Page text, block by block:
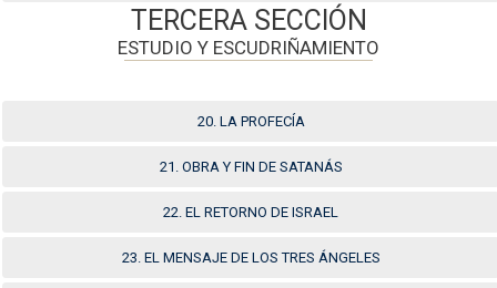
TERCERA SECCIÓN
ESTUDIO Y ESCUDRIÑAMIENTO
20. LA PROFECÍA
21. OBRA Y FIN DE SATANÁS
22. EL RETORNO DE ISRAEL
23. EL MENSAJE DE LOS TRES ÁNGELES